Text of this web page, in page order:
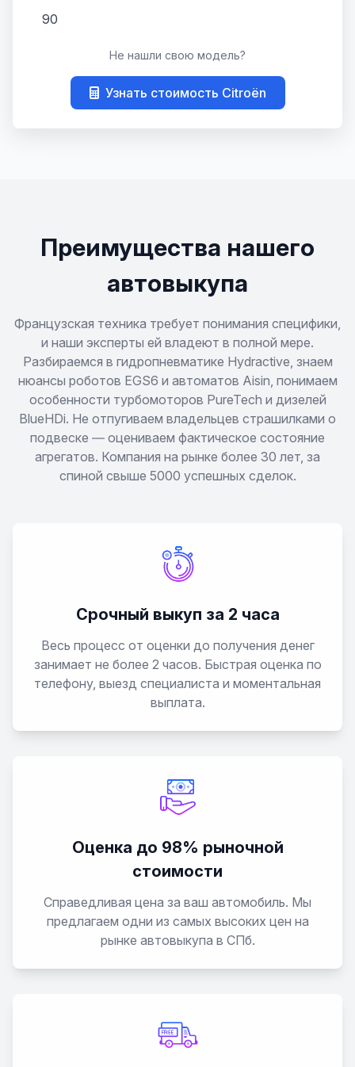
90
A7
A8
Allroad
Cabriolet
E-tron GT
Q3
Q8 e-tron
Не нашли свою модель?
Узнать стоимость Citroën
Преимущества нашего
автовыкупа
Французская техника требует понимания специфики,
и наши эксперты ей владеют в полной мере.
Разбираемся в гидропневматике Hydractive, знаем
нюансы роботов EGS6 и автоматов Aisin, понимаем
особенности турбомоторов PureTech и дизелей
BlueHDi. Не отпугиваем владельцев страшилками о
подвеске — оцениваем фактическое состояние
агрегатов. Компания на рынке более 30 лет, за
спиной свыше 5000 успешных сделок.
Срочный выкуп за 2 часа
Весь процесс от оценки до получения денег
занимает не более 2 часов. Быстрая оценка по
телефону, выезд специалиста и моментальная
выплата.
Оценка до 98% рыночной
стоимости
Справедливая цена за ваш автомобиль. Мы
предлагаем одни из самых высоких цен на
рынке автовыкупа в СПб.